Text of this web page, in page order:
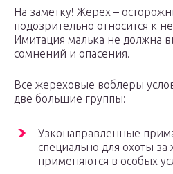
На заметку! Жерех –
подозрительно относится к
Имитация малька не должна
сомнений и опасения.
Все жереховые воблеры
две большие группы:
Узконаправленные
специально для охоты
применяются в особых